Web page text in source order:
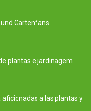
Gartenfans
plantas e jardinagem
aficionadas a las plantas y